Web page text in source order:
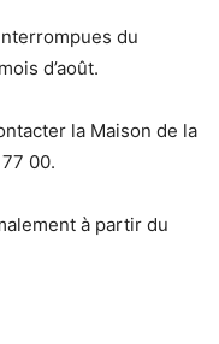
du
d’août.
la Maison de la
00.
à partir du